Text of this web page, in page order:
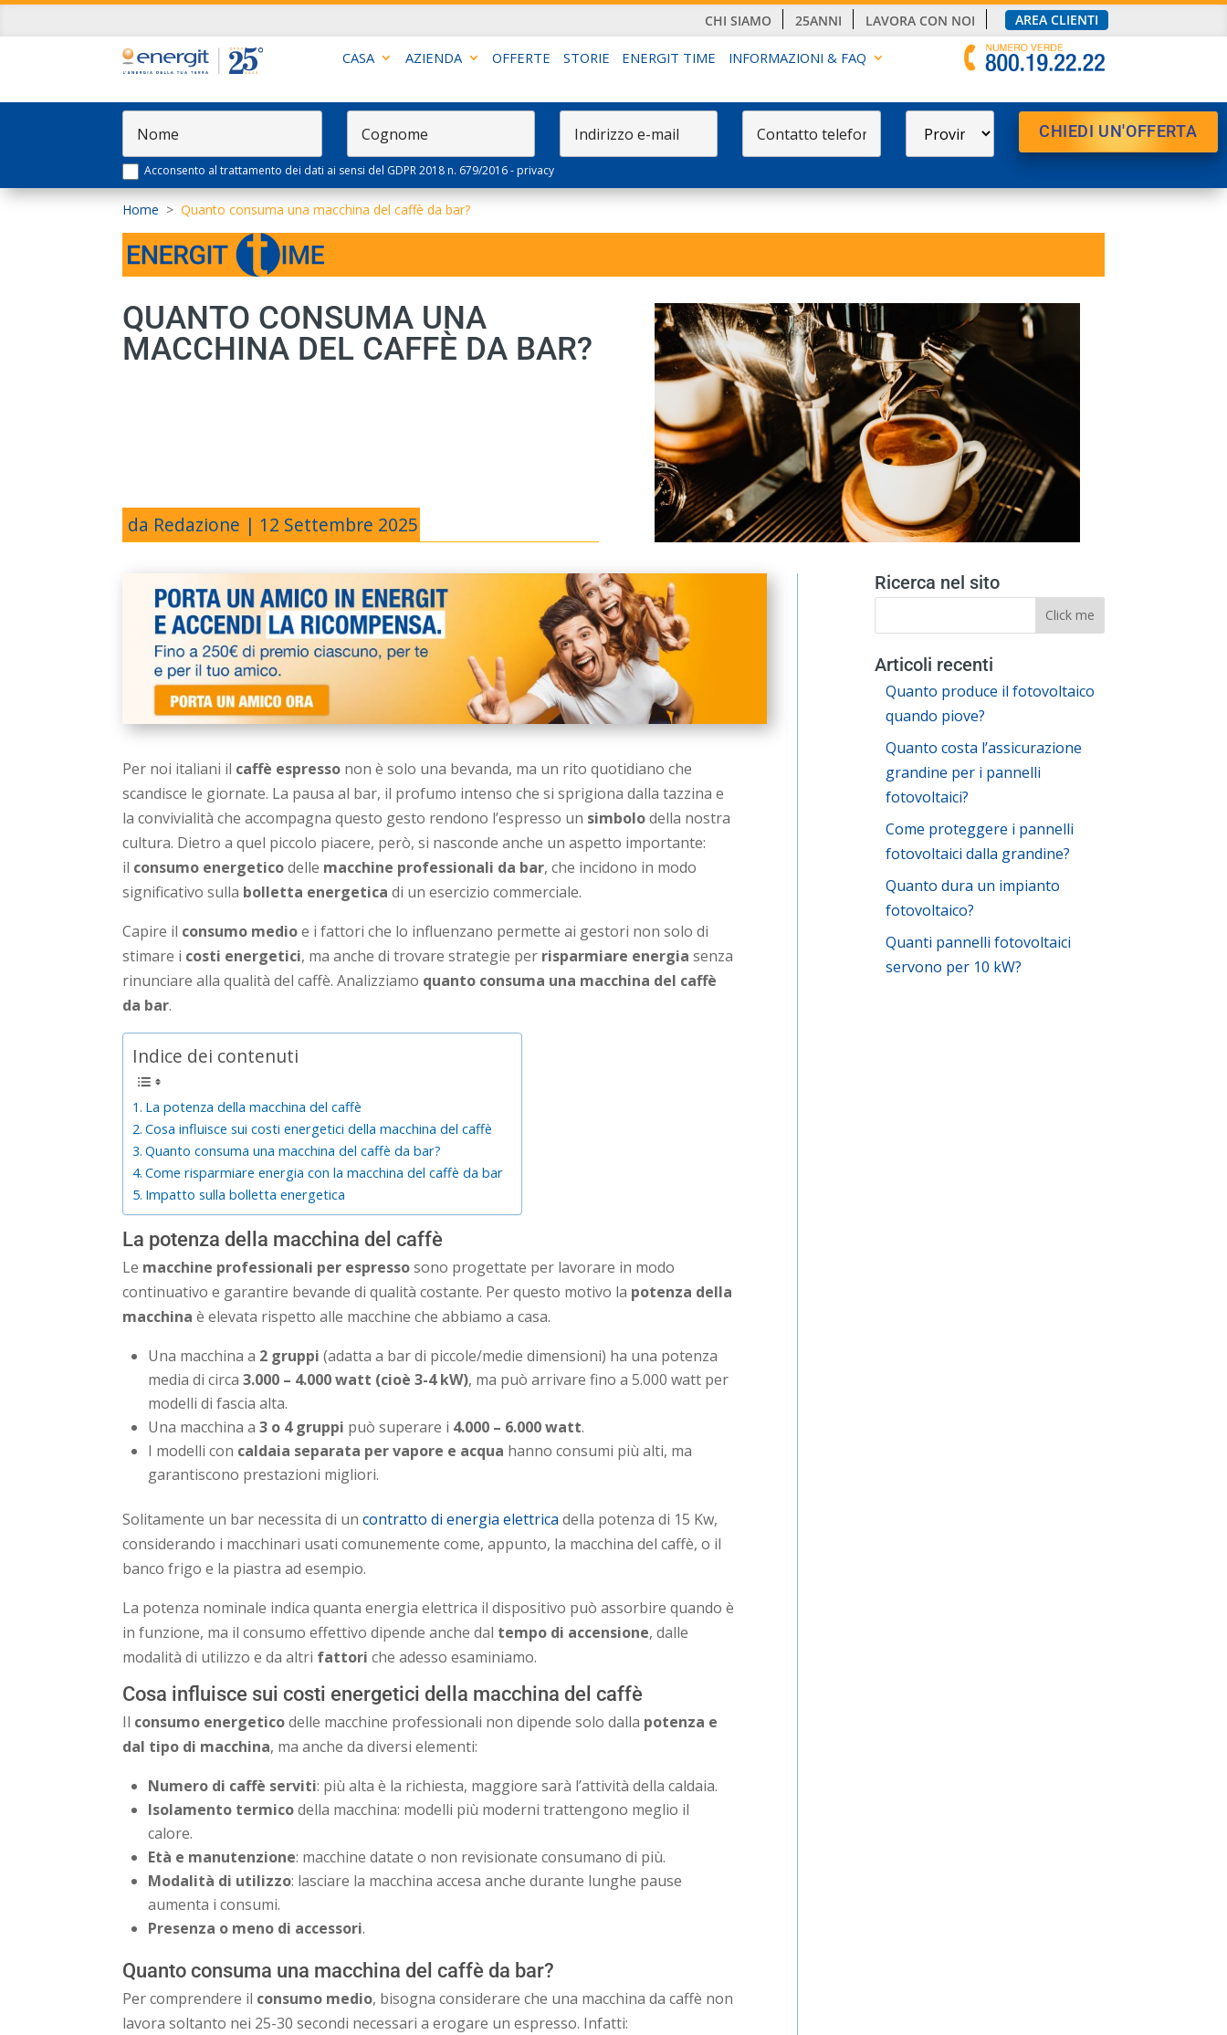
CHI SIAMO 25ANNI LAVORA CON NOI AREA CLIENTI
CASA AZIENDA OFFERTE STORIE ENERGIT TIME INFORMAZIONI & FAQ
Acconsento al trattamento dei dati ai sensi del GDPR 2018 n. 679/2016 -privacy
Home >Quanto consuma una macchina del caffè da bar?
QUANTO CONSUMA UNA
MACCHINA DEL CAFFÈ DA BAR?
da Redazione | 12 Settembre 2025
Per noi italiani il caffè espresso non è solo una bevanda, ma un rito quotidiano che
scandisce le giornate. La pausa al bar, il profumo intenso che si sprigiona dalla tazzina e
la convivialità che accompagna questo gesto rendono l’espresso un simbolodella nostra
cultura. Dietro a quel piccolo piacere, però, si nasconde anche un aspetto importante:
il consumo energeticodelle macchine professionali da bar, che incidono in modo
significativo sulla bolletta energetica di un esercizio commerciale.
Capire il consumo medioe i fattori che lo influenzano permette ai gestori non solo di
stimare i costi energetici, ma anche di trovare strategie per risparmiare energia senza
rinunciare alla qualità del caffè. Analizziamo quanto consuma una macchina del caffè
da bar.
Indice dei contenuti
La potenza della macchina del caffè
Cosa influisce sui costi energetici della macchina del caffè
Quanto consuma una macchina del caffè da bar?
Come risparmiare energia con la macchina del caffè da bar
Impatto sulla bolletta energetica
La potenza della macchina del caffè
Le macchine professionali per espressosono progettate per lavorare in modo
continuativo e garantire bevande di qualità costante. Per questo motivo la potenza della
macchina è elevata rispetto alle macchine che abbiamo a casa.
Una macchina a 2 gruppi (adatta a bar di piccole/medie dimensioni) ha una potenza
media di circa3.000 – 4.000 watt (cioè 3-4 kW), ma può arrivare fino a 5.000 watt per
modelli di fascia alta.
Una macchina a3 o 4 gruppi può superare i 4.000 – 6.000 watt.
I modelli con caldaia separata per vapore e acqua hanno consumi più alti, ma
garantiscono prestazioni migliori.
Solitamente un bar necessita di uncontratto di energia elettrica della potenza di 15 Kw,
considerando i macchinari usati comunemente come, appunto, la macchina del caffè, o il
banco frigo e la piastra ad esempio.
La potenza nominale indica quanta energia elettrica il dispositivo può assorbire quando è
in funzione, ma il consumo effettivo dipende anche dal tempo di accensione, dalle
modalità di utilizzo e da altri fattori che adesso esaminiamo.
Cosa influisce sui costi energetici della macchina del caffè
Il consumo energeticodelle macchine professionali non dipende solo dalla potenza e
dal tipo di macchina, ma anche da diversi elementi:
Numero di caffè serviti: più alta è la richiesta, maggiore sarà l’attività della caldaia.
Isolamento termicodella macchina: modelli più moderni trattengono meglio il
calore.
Età e manutenzione: macchine datate o non revisionate consumano di più.
Modalità di utilizzo: lasciare la macchina accesa anche durante lunghe pause
aumenta i consumi.
Presenza o meno di accessori.
Quanto consuma una macchina del caffè da bar?
Per comprendere il consumo medio, bisogna considerare che una macchina da caffè non
lavora soltanto nei 25-30 secondi necessari a erogare un espresso. Infatti:
Ricerca nel sito
Articoli recenti
Quanto produce il fotovoltaico
quando piove?
Quanto costa l’assicurazione
grandine per i pannelli
fotovoltaici?
Come proteggere i pannelli
fotovoltaici dalla grandine?
Quanto dura un impianto
fotovoltaico?
Quanti pannelli fotovoltaici
servono per 10 kW?